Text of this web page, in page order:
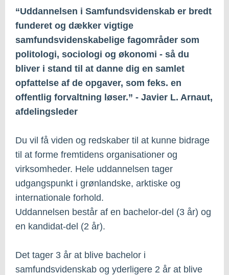
“Uddannelsen i Samfundsvidenskab er bredt
funderet og dækker vigtige
samfundsvidenskabelige fagområder som
politologi, sociologi og økonomi - så du
bliver i stand til at danne dig en samlet
opfattelse af de opgaver, som feks. en
offentlig forvaltning løser.” - Javier L. Arnaut,
afdelingsleder
Du vil få viden og redskaber til at kunne bidrage
til at forme fremtidens organisationer og
virksomheder. Hele uddannelsen tager
udgangspunkt i grønlandske, arktiske og
internationale forhold.
Uddannelsen består af en bachelor-del (3 år) og
en kandidat-del (2 år).
Det tager 3 år at blive bachelor i
samfundsvidenskab og yderligere 2 år at blive